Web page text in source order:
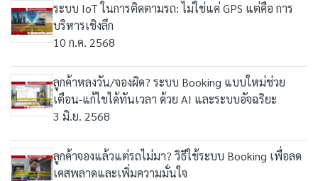
ระบบ IoT ในการติดตามรถ: ไม่ใช่แค่ GPS แต่คือ การ
บริหารเชิงลึก
10 ก.ค. 2568
ลูกค้าหลงวัน/จองผิด? ระบบ Booking แบบใหม่ช่วย
เตือน-แก้ไขได้ทันเวลา ด้วย AI และระบบอัจฉริยะ
3 มิ.ย. 2568
ลูกค้าจองแล้วแต่รถไม่มา? วิธีใช้ระบบ Booking เพื่อลด
เคสพลาดและเพิ่มความมั่นใจ